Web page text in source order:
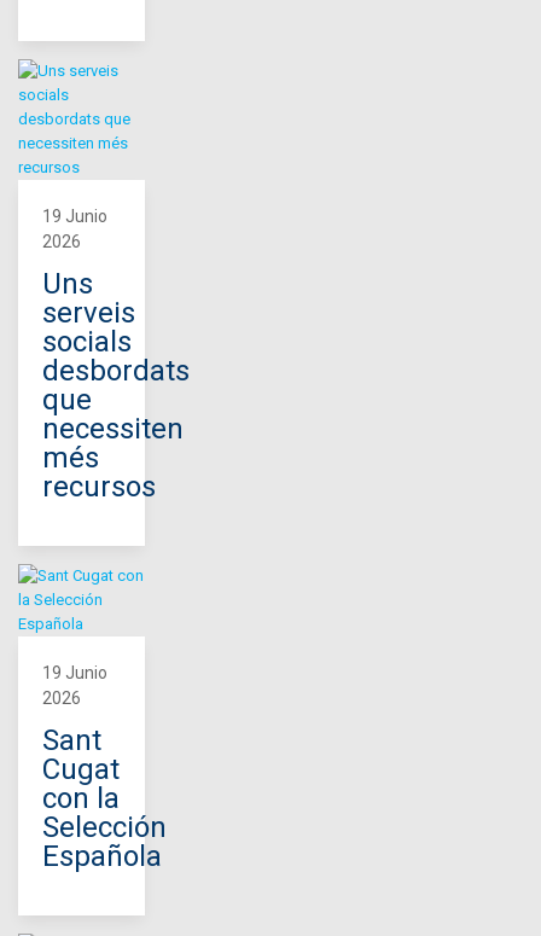
19 Junio
2026
Uns
serveis
socials
desbordats
que
necessiten
més
recursos
19 Junio
2026
Sant
Cugat
con la
Selección
Española